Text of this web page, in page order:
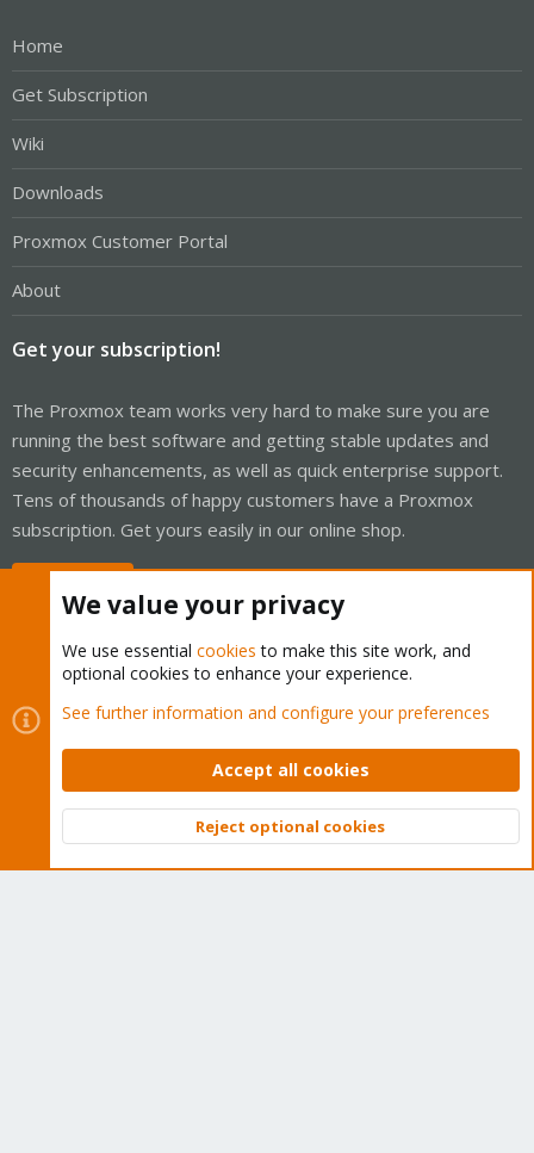
Home
Get Subscription
Wiki
Downloads
Proxmox Customer Portal
About
Get your subscription!
The Proxmox team works very hard to make sure you are
running the best software and getting stable updates and
security enhancements, as well as quick enterprise support.
Tens of thousands of happy customers have a Proxmox
subscription. Get yours easily in our online shop.
Cookies
Proxmox Support Forum - Light Mode
Contact us
Terms and rules Privacy policy Help Home
Community platform by XenForo © 2010-2026 XenForo Ltd.
Top
We value your privacy
We use essential cookies to make this site work, and
optional cookies to enhance your experience.
See further information and configure your preferences
Accept all cookies
Reject optional cookies